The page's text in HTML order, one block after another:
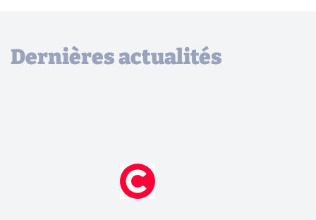
Dernières actualités